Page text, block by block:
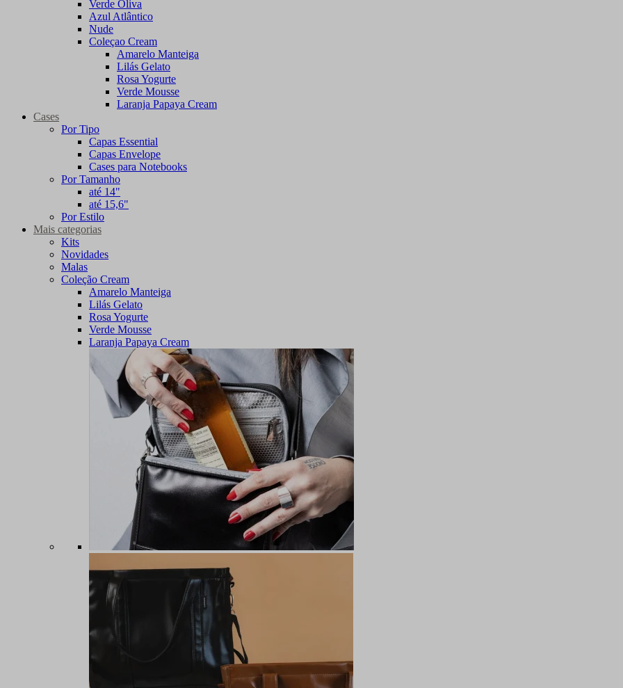
Verde Oliva
Azul Atlântico
Nude
Coleçao Cream
Amarelo Manteiga
Lilás Gelato
Rosa Yogurte
Verde Mousse
Laranja Papaya Cream
Cases
Por Tipo
Capas Essential
Capas Envelope
Cases para Notebooks
Por Tamanho
até 14"
até 15,6"
Por Estilo
Mais categorias
Kits
Novidades
Malas
Coleção Cream
Amarelo Manteiga
Lilás Gelato
Rosa Yogurte
Verde Mousse
Laranja Papaya Cream